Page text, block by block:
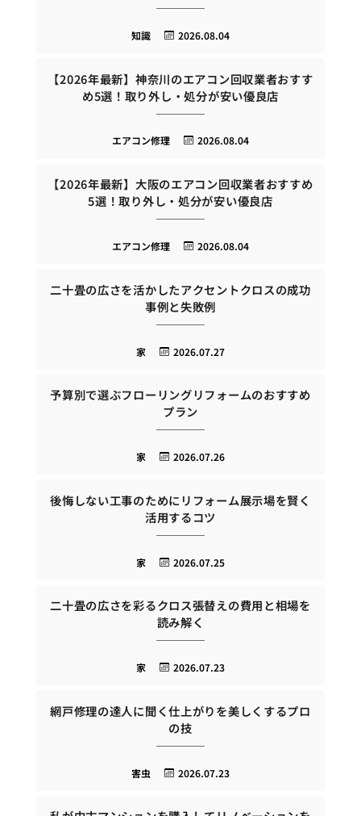
2026.08.04
知識
【2026年最新】神奈川のエアコン回収業者おすす
め5選！取り外し・処分が安い優良店
2026.08.04
エアコン修理
【2026年最新】大阪のエアコン回収業者おすすめ
5選！取り外し・処分が安い優良店
2026.08.04
エアコン修理
二十畳の広さを活かしたアクセントクロスの成功
事例と失敗例
2026.07.27
家
予算別で選ぶフローリングリフォームのおすすめ
プラン
2026.07.26
家
後悔しない工事のためにリフォーム展示場を賢く
活用するコツ
2026.07.25
家
二十畳の広さを彩るクロス張替えの費用と相場を
読み解く
2026.07.23
家
網戸修理の達人に聞く仕上がりを美しくするプロ
の技
2026.07.23
害虫